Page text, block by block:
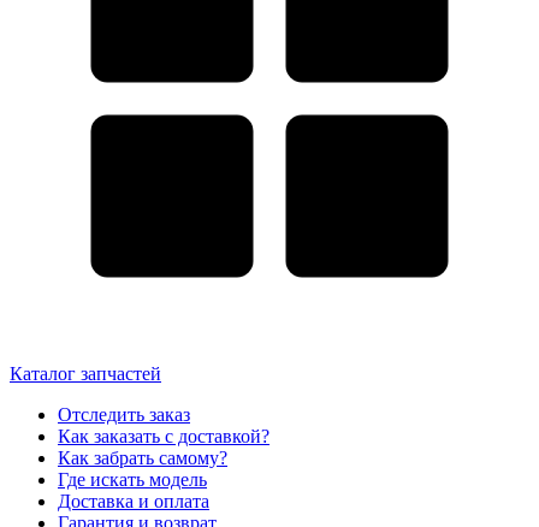
Каталог запчастей
Отследить заказ
Как заказать с доставкой?
Как забрать самому?
Где искать модель
Доставка и оплата
Гарантия и возврат